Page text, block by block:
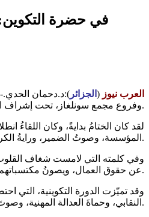
في حضرة التكوين:
العرب نيوز ( الجزائر ):د.دحمان الحدي.-
وفروع مجمع سونلغاز، تحت إشراف الأمين العام للاتحادية الوطنية لعمال شركات المجمع، السيد محمد عبد الفتاح أولاد نوي، الذي حضر الحدثَ حضورَ القائدِ الحريص، والراعي الأمين، والمُلهم الحكيم.
لقد كان الختامُ بدايةً، وكان اللقاءُ
المؤسسة، وصوتُ الضمير، ورايةُ الكرامة.
وفي كلمته التي لامست شغاف
عن حقوق العمال، ويصونُ مكتسباتهم، ويُعلي من شأنهم في كل محفلٍ ومقام.
وقد تميّزت الدورة التكوينية، التي
النقابي، وحماةَ العدالة المهنية، وصوتَ العاملِ في كلّ موقعٍ وموقف.